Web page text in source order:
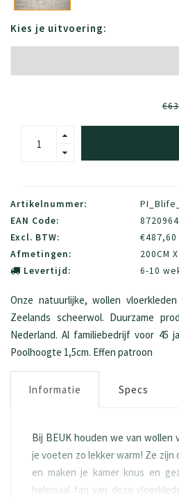
Kies je uitvoering:
Artikelnummer:
EAN Code:
Excl. BTW:
Afmetingen:
200CM
Levertijd:
6-10
Onze natuurlijke, wollen
Zeelands scheerwol. Duurzame
Nederland. Al familiebedrijf voor 45
Poolhoogte 1,5cm. Effen patroon
Informatie Specs
Bij BEUK houden we van wollen
je voeten zo lekker warm! Ze zijn
en maken je kamer knus en
helemaal fan van deze